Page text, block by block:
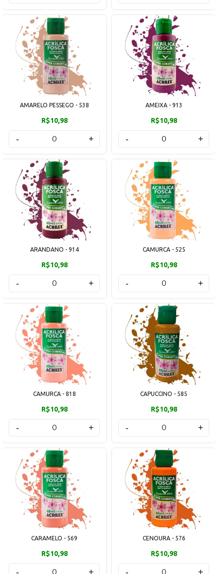
AMARELO PESSEGO - 538
R$10,98
- +
AMEIXA - 913
R$10,98
- +
ARANDANO - 914
R$10,98
- +
CAMURCA - 525
R$10,98
- +
CAMURCA - 818
R$10,98
- +
CAPUCCINO - 585
R$10,98
- +
CARAMELO - 569
R$10,98
- +
CENOURA - 576
R$10,98
- +